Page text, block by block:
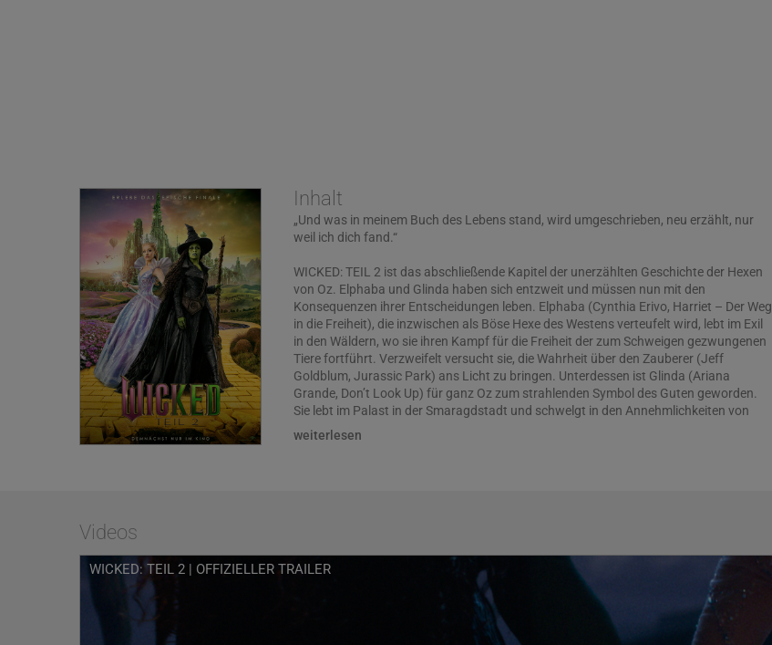
Inhalt
„Und was in meinem Buch des Lebens stand, wird umgeschrieben, neu erzählt, nur
weil ich dich fand.“
WICKED: TEIL 2 ist das abschließende Kapitel der unerzählten Geschichte der Hexen
von Oz. Elphaba und Glinda haben sich entzweit und müssen nun mit den
Konsequenzen ihrer Entscheidungen leben. Elphaba (Cynthia Erivo, Harriet – Der Weg
in die Freiheit), die inzwischen als Böse Hexe des Westens verteufelt wird, lebt im Exil
in den Wäldern, wo sie ihren Kampf für die Freiheit der zum Schweigen gezwungenen
Tiere fortführt. Verzweifelt versucht sie, die Wahrheit über den Zauberer (Jeff
Goldblum, Jurassic Park) ans Licht zu bringen. Unterdessen ist Glinda (Ariana
Grande, Don’t Look Up) für ganz Oz zum strahlenden Symbol des Guten geworden.
Sie lebt im Palast in der Smaragdstadt und schwelgt in den Annehmlichkeiten von
Ruhm und Ansehen. Auf Anweisung von Madame Akaber (Oscar®-Preisträgerin
Zauberer herbeizuführen, entfernen sich die beiden Freundinnen nur noch mehr
voneinander. Dies hat nicht nur Auswirkungen auf Moq (Tony-Nominierter Ethan
Slater, The Man Behind the Camera) und Fiyero, sondern gefährdet auch die
Sicherheit von Elphabas Schwester Nessarose (Marissa Bode, Wicked) – und
plötzlich kommt auch noch ein Mädchen aus Kansas ins Spiel. Als sich ein wütender
weiterlesen
Videos
WICKED: TEIL 2 | OFFIZIELLER TRAILER